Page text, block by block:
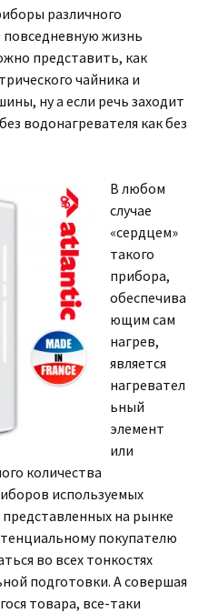
различного
жизнь
представить, как
чайника и
ну а если речь заходит
водонагревателя как без
В любом
случае
«сердцем»
такого
прибора,
обеспечива
ющим сам
нагрев,
является
нагревател
ьный
элемент
или
количества
используемых
на рынке
покупателю
во всех тонкостях
подготовки. А совершая
товара, все-таки